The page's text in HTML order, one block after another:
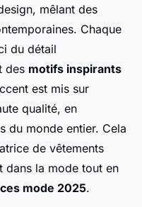
mêlant des
Chaque
du détail
des motifs inspirants
est mis sur
qualité, en
du monde entier. Cela
de vêtements
dans la mode tout en
mode 2025.